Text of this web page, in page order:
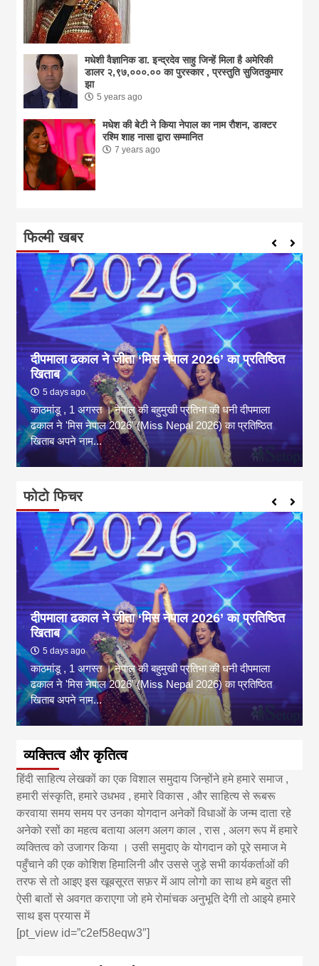
मधेशी वैज्ञानिक डा. इन्द्रदेव साहु जिन्हें मिला है अमेरिकी
डालर २,९७,०००.०० का पुरस्कार , प्रस्तुति सुजितकुमार
झा
5 years ago
मधेश की बेटी ने किया नेपाल का नाम राैशन, डाक्टर
रश्मि शाह नासा द्वारा सम्मानित
7 years ago
फिल्मी खबर
दीपमाला ढकाल ने जीता ‘मिस नेपाल 2026’ का प्रतिष्ठित
खिताब
5 days ago
काठमांडू , 1 अगस्त । नेपाल की बहुमुखी प्रतिभा की धनी दीपमाला
ढकाल ने 'मिस नेपाल 2026' (Miss Nepal 2026) का प्रतिष्ठित
खिताब अपने नाम...
फोटो फिचर
दीपमाला ढकाल ने जीता ‘मिस नेपाल 2026’ का प्रतिष्ठित
खिताब
5 days ago
काठमांडू , 1 अगस्त । नेपाल की बहुमुखी प्रतिभा की धनी दीपमाला
ढकाल ने 'मिस नेपाल 2026' (Miss Nepal 2026) का प्रतिष्ठित
खिताब अपने नाम...
व्यक्तित्व और कृतित्व
हिंदी साहित्य लेखकों का एक विशाल समुदाय जिन्होंने हमे हमारे समाज ,
हमारी संस्कृति, हमारे उधभव , हमारे विकास , और साहित्य से रूबरू
करवाया समय समय पर उनका योगदान अनेकों विधाओं के जन्म दाता रहे
अनेको रसों का महत्व बताया अलग अलग काल , रास , अलग रूप में हमारे
व्यक्तित्व को उजागर किया । उसी समुदाए के योगदान को पूरे समाज मे
पहुँचाने की एक कोशिश हिमालिनी और उससे जुड़े सभी कार्यकर्ताओं की
तरफ से तो आइए इस खूबसूरत सफ़र में आप लोगो का साथ हमे बहुत सी
ऐसी बातों से अवगत कराएगा जो हमे रोमांचक अनुभूति देगी तो आइये हमारे
साथ इस प्रयास में
[pt_view id=”c2ef58eqw3″]